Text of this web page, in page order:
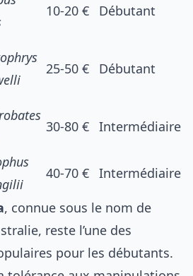
10-20 € Débutant
25-50 € Débutant
30-80 € Intermédiaire
40-70 € Intermédiaire
, connue sous le nom de
reste l’une des
pour les débutants.